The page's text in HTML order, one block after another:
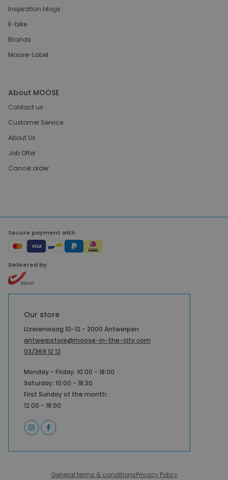
Inspiration blogs
E-bike
Brands
Moose-Label
About MOOSE
Contact us
Customer Service
About Us
Job Offer
Cancel order
Secure payment with
Delivered by
General terms & conditionsPrivacy Policy
Our store
IJzerenwaag 10-12 - 2000 Antwerpen
antwerpstore@moose-in-the-city.com
03/369 12 12
Monday - Friday: 10:00 - 18:00
Saturday: 10:00 - 18:30
First Sunday of the month:
12:00 - 18:00